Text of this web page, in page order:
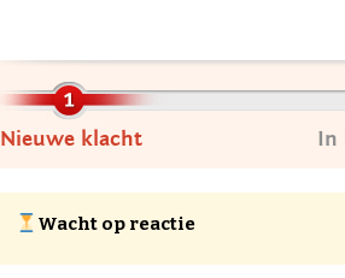
Nieuwe klacht In
Wacht op reactie